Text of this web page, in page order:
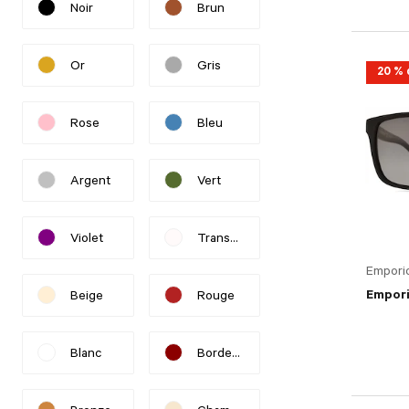
Noir
Refine by Couleur: Noir
Brun
Refine by Couleur: Brun
Or
Refine by Couleur: Or
Gris
Refine by Couleur: Gris
Rose
Refine by Couleur: Rose
Bleu
Refine by Couleur: Bleu
Argent
Refine by Couleur: Argent
Vert
Refine by Couleur: Vert
Violet
Refine by Couleur: Violet
Transparent
Beige
Refine by Couleur: Beige
Rouge
Refine by Couleur: Rouge
Blanc
Refine by Couleur: Blanc
Bordeaux
Refine by Couleur: Bordeaux
20 %